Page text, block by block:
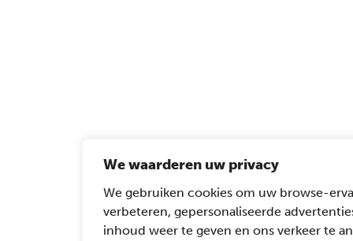
We waarderen uw privacy
We gebruiken cookies om uw browse-
verbeteren, gepersonaliseerde
inhoud weer te geven en ons verkeer te